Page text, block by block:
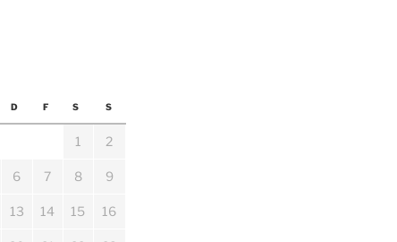
D F S S
1 2
6 7 8 9
13 14 15 16